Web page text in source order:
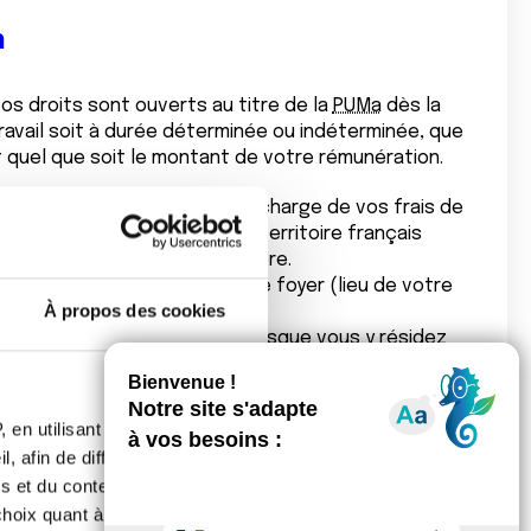
À propos des cookies
en utilisant des
afin de diffuser des
du contenu, ainsi que de
quant à l'utilisation de
droits sont ouverts au titre de la PUMadès la
soit à durée déterminée ou indéterminée, que
que soit le montant de votre rémunération.
bénéficiez de la prise en charge de vos frais de
stable et régulière sur le territoire français
française ou étrangère.
lorsque vous y avez votre foyer (lieu de votre
votre séjour principal ;
en France est reconnu lorsque vous y résidez
justifier d’une résidence d’au moins trois mois
ou stagiaires en France dans le cadre
scientifique ;
familiales, allocations logement, allocations